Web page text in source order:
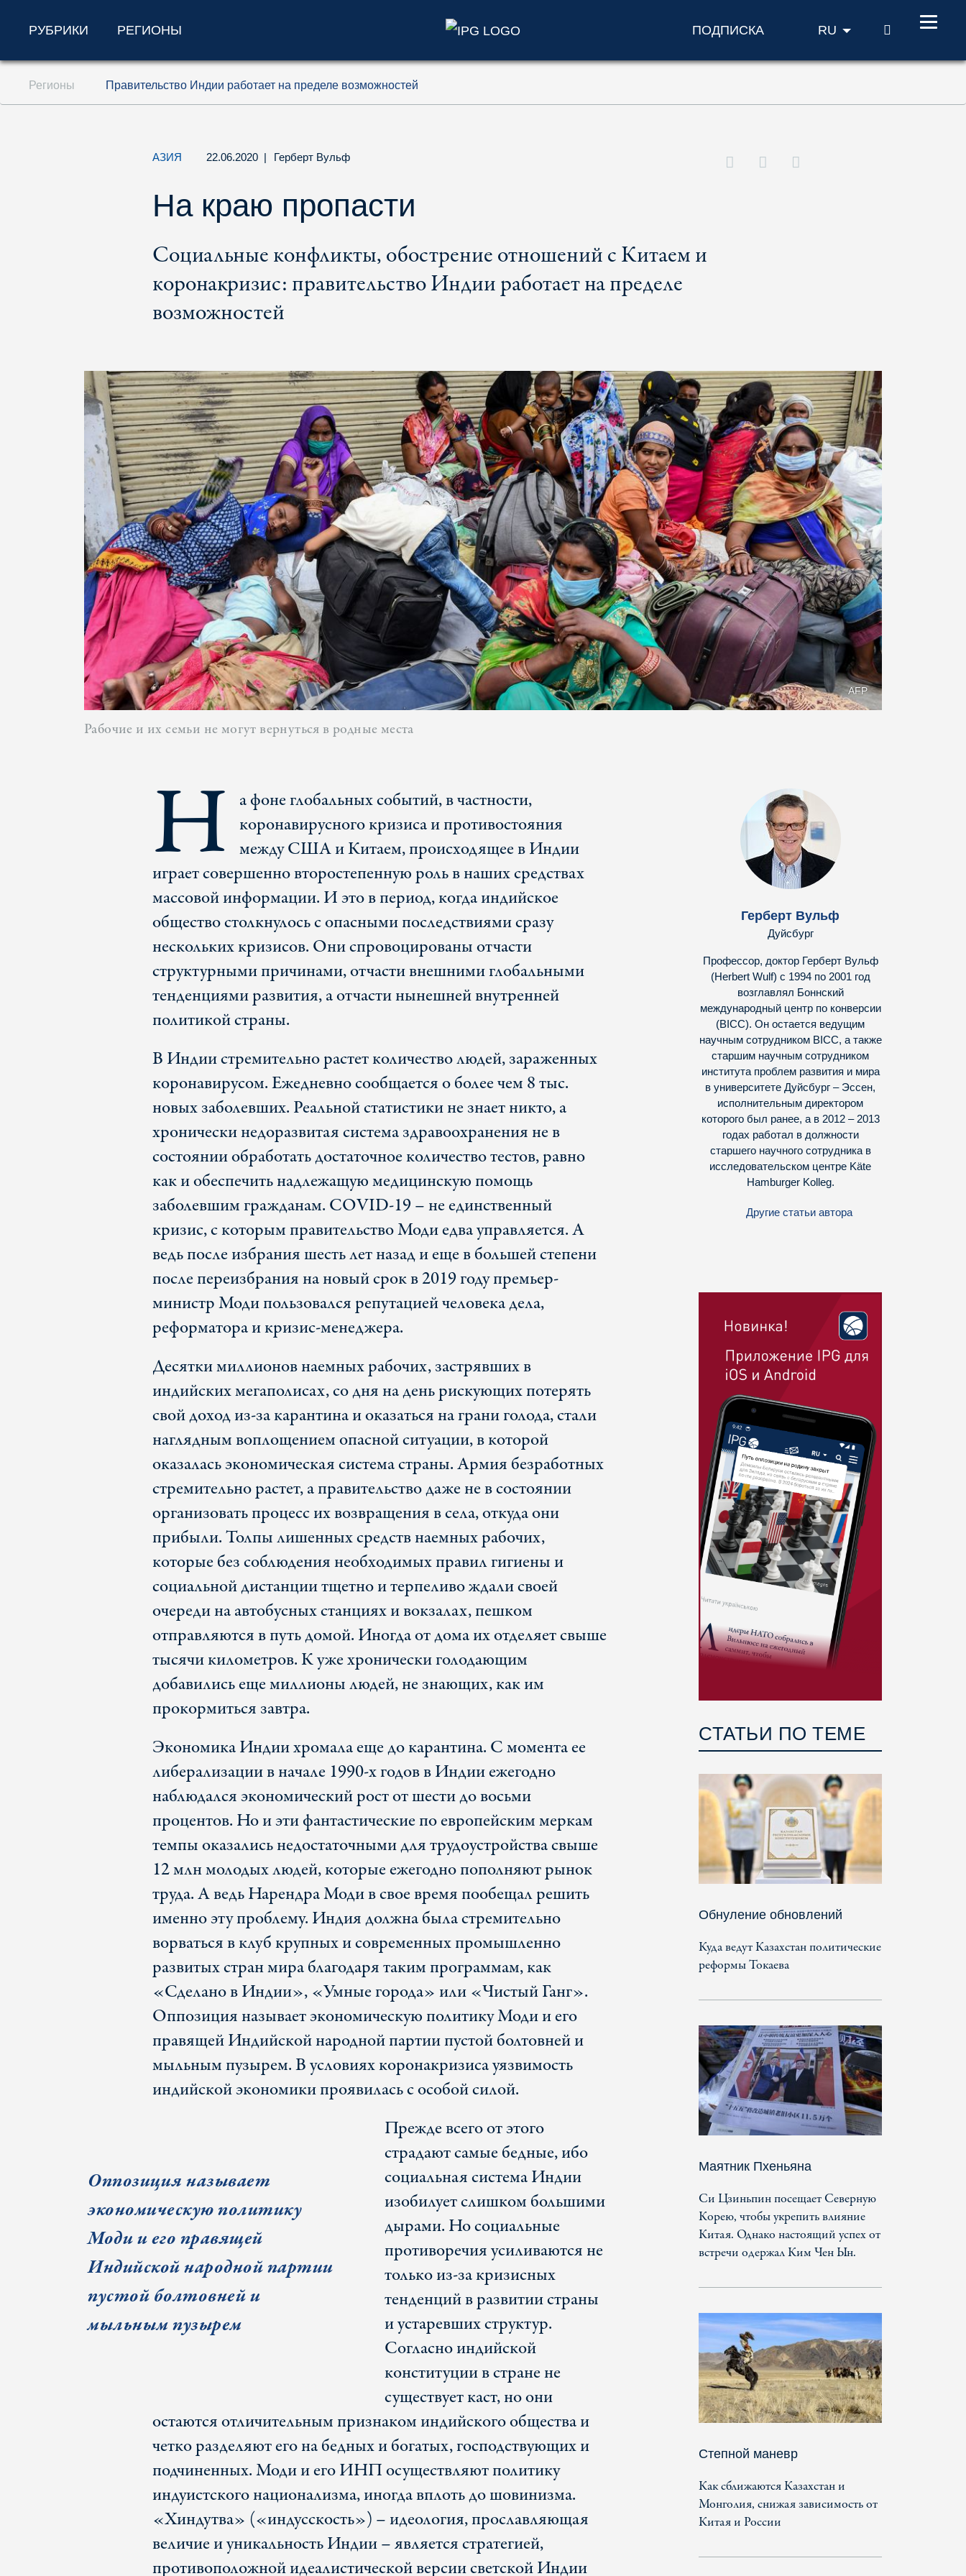
Перейти к содержанию (ключ доступа '1')
Перейти к поиску (ключ доступа '2')
РУБРИКИ РЕГИОНЫ ПОДПИСКА RU ПОИСК
Регионы Правительство Индии работает на пределе возможностей
АЗИЯ 22.06.2020 | Герберт Вульф
На краю пропасти
Социальные конфликты, обострение отношений с Китаем и
коронакризис: правительство Индии работает на пределе
возможностей
AFP
Рабочие и их семьи не могут вернуться в родные места
Н а фоне глобальных событий, в частности,
коронавирусного кризиса и противостояния
между США и Китаем, происходящее в Индии
играет совершенно второстепенную роль в наших средствах
массовой информации. И это в период, когда индийское
общество столкнулось с опасными последствиями сразу
нескольких кризисов. Они спровоцированы отчасти
структурными причинами, отчасти внешними глобальными
тенденциями развития, а отчасти нынешней внутренней
политикой страны.
В Индии стремительно растет количество людей, зараженных
коронавирусом. Ежедневно сообщается о более чем 8 тыс.
новых заболевших. Реальной статистики не знает никто, а
хронически недоразвитая система здравоохранения не в
состоянии обработать достаточное количество тестов, равно
как и обеспечить надлежащую медицинскую помощь
заболевшим гражданам. COVID-19 – не единственный
кризис, с которым правительство Моди едва управляется. А
ведь после избрания шесть лет назад и еще в большей степени
после переизбрания на новый срок в 2019 году премьер-
министр Моди пользовался репутацией человека дела,
реформатора и кризис-менеджера.
Десятки миллионов наемных рабочих, застрявших в
индийских мегаполисах, со дня на день рискующих потерять
свой доход из-за карантина и оказаться на грани голода, стали
наглядным воплощением опасной ситуации, в которой
оказалась экономическая система страны. Армия безработных
стремительно растет, а правительство даже не в состоянии
организовать процесс их возвращения в села, откуда они
прибыли. Толпы лишенных средств наемных рабочих,
которые без соблюдения необходимых правил гигиены и
социальной дистанции тщетно и терпеливо ждали своей
очереди на автобусных станциях и вокзалах, пешком
отправляются в путь домой. Иногда от дома их отделяет свыше
тысячи километров. К уже хронически голодающим
добавились еще миллионы людей, не знающих, как им
прокормиться завтра.
Экономика Индии хромала еще до карантина. С момента ее
либерализации в начале 1990-х годов в Индии ежегодно
наблюдался экономический рост от шести до восьми
процентов. Но и эти фантастические по европейским меркам
темпы оказались недостаточными для трудоустройства свыше
12 млн молодых людей, которые ежегодно пополняют рынок
труда. А ведь Нарендра Моди в свое время пообещал решить
именно эту проблему. Индия должна была стремительно
ворваться в клуб крупных и современных промышленно
развитых стран мира благодаря таким программам, как
«Сделано в Индии», «Умные города» или «Чистый Ганг».
Оппозиция называет экономическую политику Моди и его
правящей Индийской народной партии пустой болтовней и
мыльным пузырем. В условиях коронакризиса уязвимость
индийской экономики проявилась с особой силой.
Оппозиция называет
экономическую политику
Моди и его правящей
Индийской народной партии
пустой болтовней и
мыльным пузырем
Прежде всего от этого
страдают самые бедные, ибо
социальная система Индии
изобилует слишком большими
дырами. Но социальные
противоречия усиливаются не
только из-за кризисных
тенденций в развитии страны
и устаревших структур.
Согласно индийской
конституции в стране не
существует каст, но они
остаются отличительным признаком индийского общества и
четко разделяют его на бедных и богатых, господствующих и
подчиненных. Моди и его ИНП осуществляют политику
индуистского национализма, иногда вплоть до шовинизма.
«Хиндутва» («индусскость») – идеология, прославляющая
величие и уникальность Индии – является стратегией,
противоположной идеалистической версии светской Индии
Герберт Вульф
Дуйсбург
Профессор, доктор Герберт Вульф
(Herbert Wulf) с 1994 по 2001 год
возглавлял Боннский
международный центр по конверсии
(BICC). Он остается ведущим
научным сотрудником BICC, а также
старшим научным сотрудником
института проблем развития и мира
в университете Дуйсбург – Эссен,
исполнительным директором
которого был ранее, а в 2012 – 2013
годах работал в должности
старшего научного сотрудника в
исследовательском центре Käte
Hamburger Kolleg.
Другие статьи автора
СТАТЬИ ПО ТЕМЕ
Обнуление обновлений
Куда ведут Казахстан политические
реформы Токаева
Маятник Пхеньяна
Си Цзиньпин посещает Северную
Корею, чтобы укрепить влияние
Китая. Однако настоящий успех от
встречи одержал Ким Чен Ын.
Степной маневр
Как сближаются Казахстан и
Монголия, снижая зависимость от
Китая и России